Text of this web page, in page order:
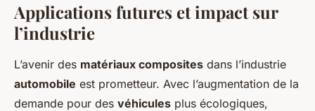
Applications futures et impact sur
l’industrie
L’avenir des matériaux composites dans l’industrie
automobile est prometteur. Avec l’augmentation de la
demande pour des véhicules plus écologiques,